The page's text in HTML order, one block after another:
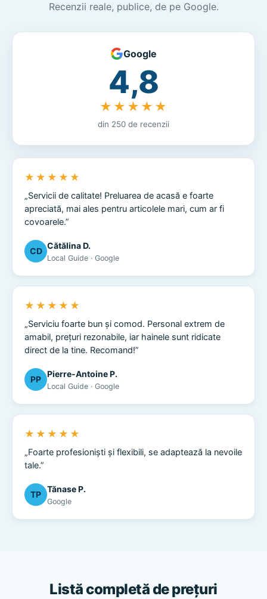
Recenzii reale, publice, de pe Google.
Google
4,8
★★★★★
din 250 de recenzii
★★★★★
„Servicii de calitate! Preluarea de acasă e foarte
apreciată, mai ales pentru articolele mari, cum ar fi
covoarele.”
CD
Cătălina D.
Local Guide · Google
★★★★★
„Serviciu foarte bun și comod. Personal extrem de
amabil, prețuri rezonabile, iar hainele sunt ridicate
direct de la tine. Recomand!”
PP
Pierre-Antoine P.
Local Guide · Google
★★★★★
„Foarte profesioniști și flexibili, se adaptează la nevoile
tale.”
TP
Tănase P.
Google
Listă completă de prețuri